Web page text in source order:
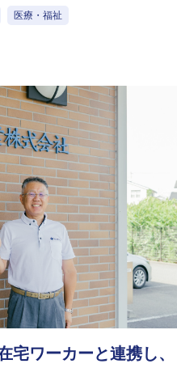
医療・福祉
宅ワーカーと連携し、